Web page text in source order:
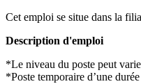
Cet emploi se situe dans la
Description d'emploi
*Le niveau du poste peut
*Poste temporaire d’une